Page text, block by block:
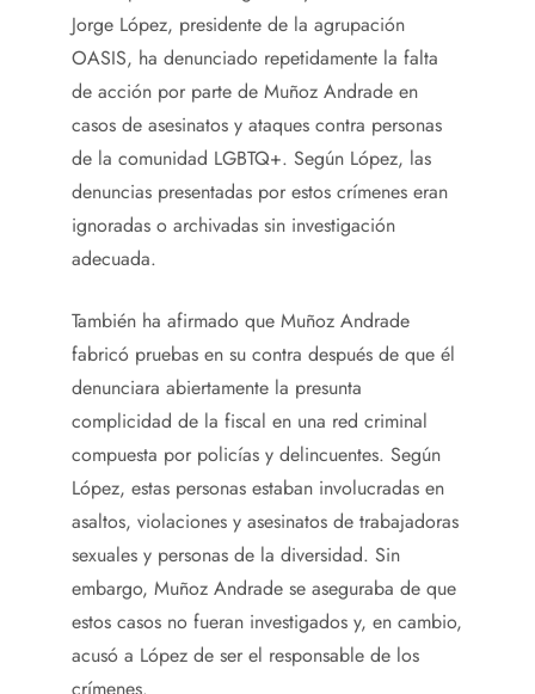
Jorge López, presidente de la agrupación
OASIS, ha denunciado repetidamente la falta
de acción por parte de Muñoz Andrade en
casos de asesinatos y ataques contra personas
de la comunidad LGBTQ+. Según López, las
denuncias presentadas por estos crímenes eran
ignoradas o archivadas sin investigación
adecuada.
También ha afirmado que Muñoz Andrade
fabricó pruebas en su contra después de que él
denunciara abiertamente la presunta
complicidad de la fiscal en una red criminal
compuesta por policías y delincuentes. Según
López, estas personas estaban involucradas en
asaltos, violaciones y asesinatos de trabajadoras
sexuales y personas de la diversidad. Sin
embargo, Muñoz Andrade se aseguraba de que
estos casos no fueran investigados y, en cambio,
acusó a López de ser el responsable de los